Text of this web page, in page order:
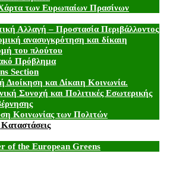
των Ευρωπαίων Πρασίνων
Αλλαγή – Προστασία Περιβάλλοντος
ανασυγκρότηση και δίκαιη
του πλούτου
Πρόβλημα
Section
Διοίκηση και Δίκαιη Κοινωνία.
Συνοχή και Πολιτικές Εσωτερικής
Κοινωνίας των Πολιτών
of the European Greens